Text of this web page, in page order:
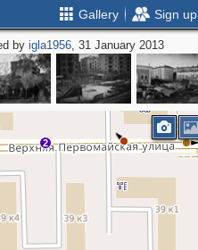
Gallery Sign up
byigla1956, 31 January 2013
3
2